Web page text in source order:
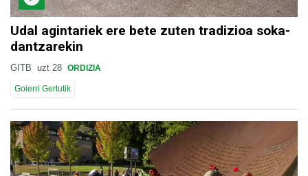
Udal agintariek ere bete zuten tradizioa soka-
dantzarekin
GITB uzt 28 ORDIZIA
Goierri Gertutik